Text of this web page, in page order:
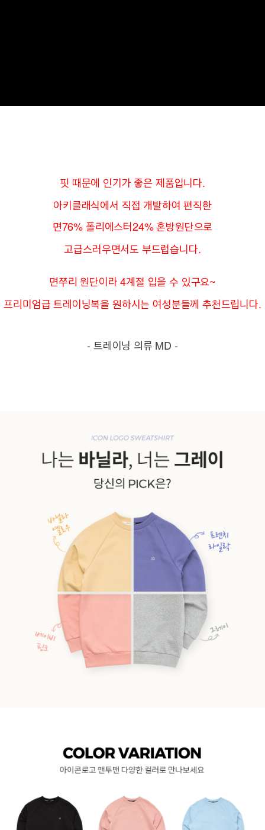
핏 때문에 인기가 좋은 제품입니다.
아키클래식에서 직접 개발하여 편직한
면76% 폴리에스터24% 혼방원단으로
고급스러우면서도 부드럽습니다.
면쭈리 원단이라 4계절 입을 수 있구요~
프리미엄급 트레이닝복을 원하시는 여성분들께 추천드립니다.
- 트레이닝 의류 MD -